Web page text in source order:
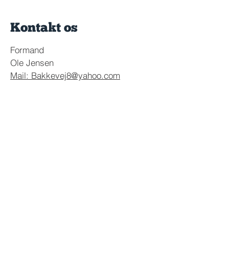
Kontakt os
Formand
Ole Jensen
Mail: Bakkevej8@yahoo.com